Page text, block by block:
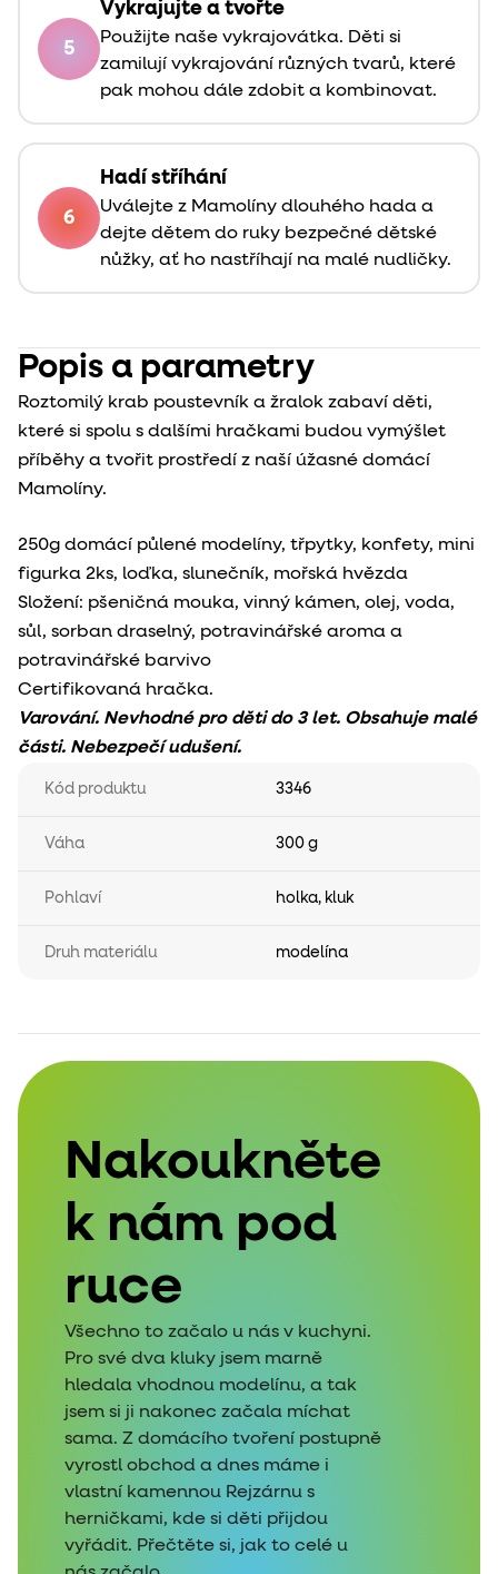
5
Vykrajujte a tvořte
Použijte naše vykrajovátka. Děti si
zamilují vykrajování různých tvarů, které
pak mohou dále zdobit a kombinovat.
6
Hadí stříhání
Uválejte z Mamolíny dlouhého hada a
dejte dětem do ruky bezpečné dětské
nůžky, ať ho nastříhají na malé nudličky.
Popis a parametry
Roztomilý krab poustevník a žralok zabaví děti,
které si spolu s dalšími hračkami budou vymýšlet
příběhy a tvořit prostředí z naší úžasné domácí
Mamolíny.
250g domácí půlené modelíny, třpytky, konfety, mini
figurka 2ks, loďka, slunečník, mořská hvězda
Složení: pšeničná mouka, vinný kámen, olej, voda,
sůl, sorban draselný, potravinářské aroma a
potravinářské barvivo
Certifikovaná hračka.
Varování. Nevhodné pro děti do 3 let. Obsahuje malé
části. Nebezpečí udušení.
Kód produktu 3346
Váha 300 g
Pohlaví holka, kluk
Druh materiálu modelína
Nakoukněte
k nám pod
ruce
Všechno to začalo u nás v kuchyni.
Pro své dva kluky jsem marně
hledala vhodnou modelínu, a tak
jsem si ji nakonec začala míchat
sama. Z domácího tvoření postupně
vyrostl obchod a dnes máme i
vlastní kamennou Rejzárnu s
herničkami, kde si děti přijdou
vyřádit. Přečtěte si, jak to celé u